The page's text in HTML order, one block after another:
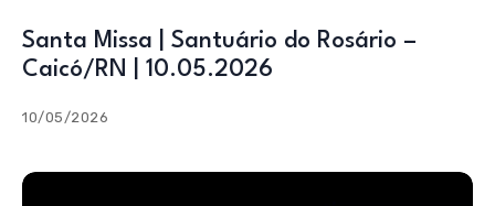
Santa Missa | Santuário do Rosário –
Caicó/RN | 10.05.2026
10/05/2026